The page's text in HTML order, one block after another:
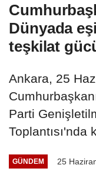
Dünyada
teşkilat
Ankara, 25
Parti
Toplantısı'nda
GÜNDEM 25